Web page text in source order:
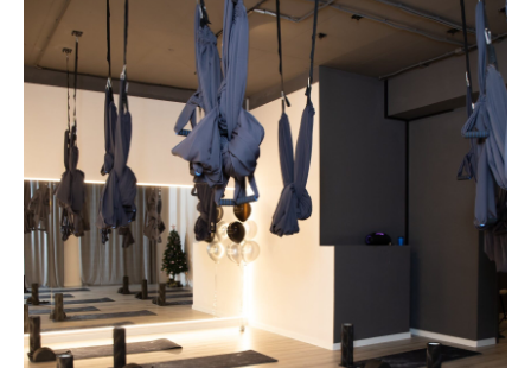
*Instagram
Meta
Platforms
Inc. запрещено
на территории России
Политика конфиденциальности
Пользовательское соглашение
Реквизиты